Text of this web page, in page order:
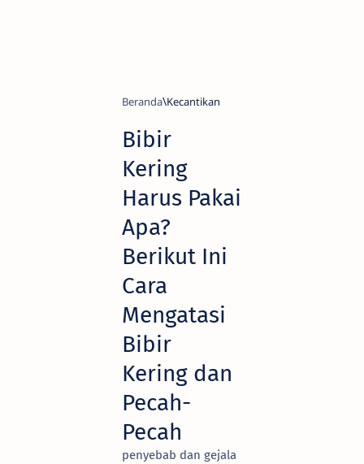
Beranda Kecantikan
Bibir
Kering
Harus Pakai
Apa?
Berikut Ini
Cara
Mengatasi
Bibir
Kering dan
Pecah-
Pecah
penyebab dan gejala